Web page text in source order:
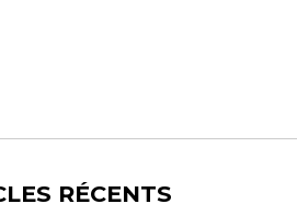
RÉCENTS